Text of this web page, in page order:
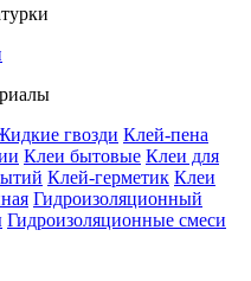
гвозди Клей-пена
Клеи бытовые Клеи для
Клей-герметик Клеи
Гидроизоляционный
Гидроизоляционные смеси